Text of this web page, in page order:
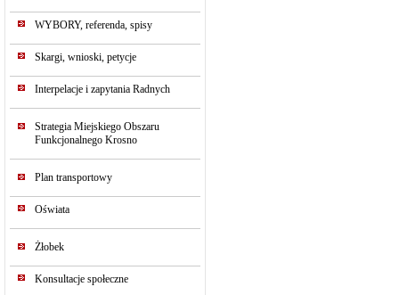
WYBORY, referenda, spisy
Skargi, wnioski, petycje
Interpelacje i zapytania Radnych
Strategia Miejskiego Obszaru
Funkcjonalnego Krosno
Plan transportowy
Oświata
Żłobek
Konsultacje społeczne